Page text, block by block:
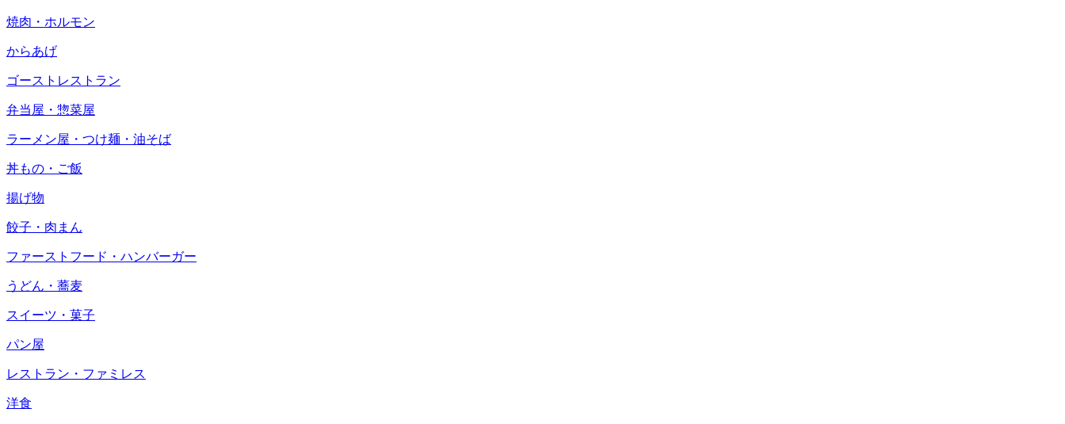
焼肉・ホルモン
からあげ
ゴーストレストラン
弁当屋・惣菜屋
ラーメン屋・つけ麺・油そば
丼もの・ご飯
揚げ物
餃子・肉まん
ファーストフード・ハンバーガー
うどん・蕎麦
スイーツ・菓子
パン屋
レストラン・ファミレス
洋食